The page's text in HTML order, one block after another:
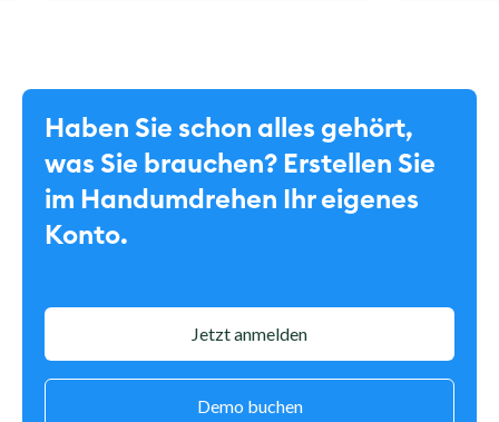
Haben Sie schon alles gehört,
was Sie brauchen? Erstellen Sie
im Handumdrehen Ihr eigenes
Konto.
Jetzt anmelden
Demo buchen